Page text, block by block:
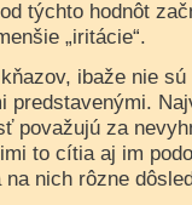
týchto hodnôt
„iritácie“.
ibaže nie
predstavenými.
považujú za
to cítia aj im
nich rôzne